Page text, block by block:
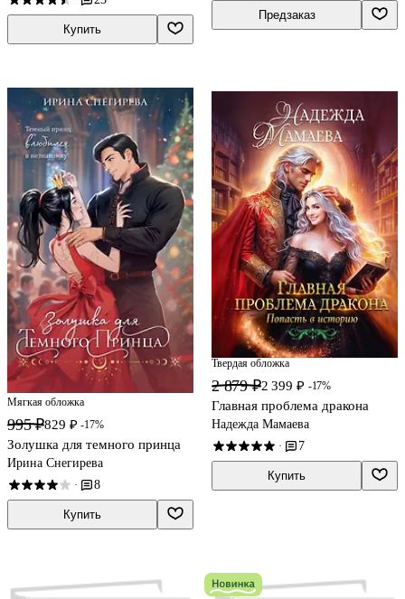
Купить
Предзаказ
Мягкая обложка
995 ₽829 ₽ -17%
Золушка для темного принца
Ирина Снегирева
· 8
Купить
Твердая обложка
2 879 ₽2 399 ₽ -17%
Главная проблема дракона
Надежда Мамаева
· 7
Купить